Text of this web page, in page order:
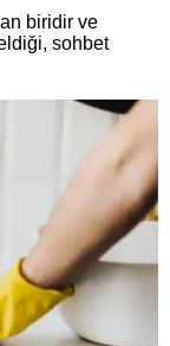
biridir ve
sohbet